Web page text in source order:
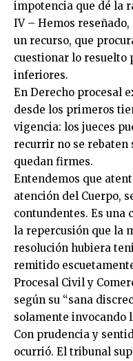
impotencia que dé la
IV – Hemos
un recurso, que
cuestionar lo resuelto
inferiores.
En Derecho procesal
desde los primeros
vigencia: los jueces
recurrir no se rebaten
quedan firmes.
Entendemos que
atención del Cuerpo,
contundentes. Es una
la repercusión que la
resolución hubiera
remitido
Procesal Civil y
según su “sana
solamente invocando
Con prudencia y
ocurrió. El tribunal